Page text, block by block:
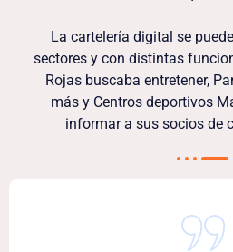
La cartelería digital se
sectores y con distintas
Rojas buscaba entretener,
más y Centros deportivos
informar a sus socios de